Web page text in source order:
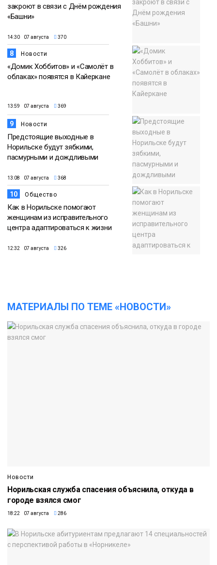
закроют в связи с Днём рождения
«Башни»
14:30 07 августа 370
8 Новости
«Домик Хоббитов» и «Самолёт в
облаках» появятся в Кайеркане
13:59 07 августа 369
9 Новости
Предстоящие выходные в
Норильске будут зябкими,
пасмурными и дождливыми
13:08 07 августа 368
10 Общество
Как в Норильске помогают
женщинам из исправительного
центра адаптироваться к жизни
12:32 07 августа 326
МАТЕРИАЛЫ ПО ТЕМЕ «НОВОСТИ»
Новости
Норильская служба спасения объяснила, откуда в
городе взялся смог
18:22 07 августа 286